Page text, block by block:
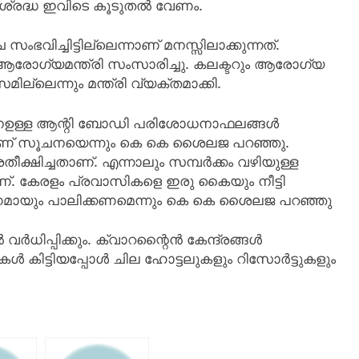
ഇവിടെ കൂടുതൽ വേണം.
മനസ്സിലാക്കുന്നത്.
സംസാരിച്ചു. കലക്ടറും ആരോഗ്യ
മന്ത്രി വ്യക്തമാക്കി.
ആന്റി ബോഡി പരിശോധനാഫലങ്ങൾ
സൂചനയെന്നും കെ കെ ശൈലജ പറഞ്ഞു.
എന്നാലും സമ്പർക്കം വഴിയുള്ള
കേരളം പ്രവാസികളെ ഇരു കൈയും നീട്ടി
പാലിക്കണമെന്നും കെ കെ ശൈലജ പറഞ്ഞു
ക്വാറന്റൈൻ കേന്ദ്രങ്ങൾ
കിട്ടിയപ്പോൾ ചില ഹോട്ടലുകളും റിസോർട്ടുകളും